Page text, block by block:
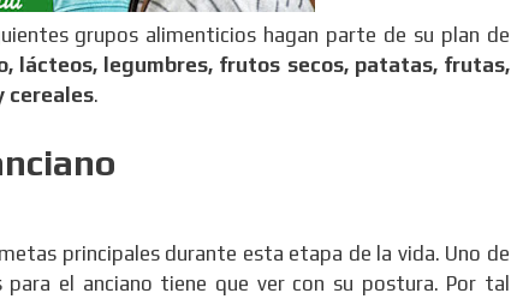
grupos alimenticios hagan parte de su plan de
lácteos, legumbres, frutos secos, patatas, frutas,
cereales.
principales durante esta etapa de la vida. Uno de
el anciano tiene que ver con su postura. Por tal